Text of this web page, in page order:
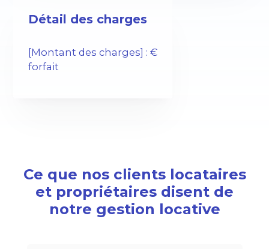
Détail des charges
[Montant des charges] : €
forfait
Ce que nos clients locataires
et propriétaires disent de
notre gestion locative